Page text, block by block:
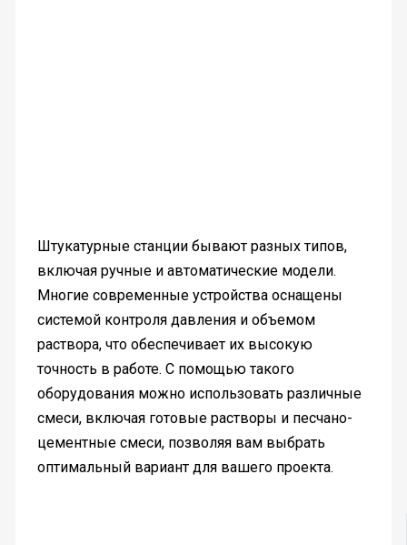
Штукатурные станции бывают разных типов,
включая ручные и автоматические модели.
Многие современные устройства оснащены
системой контроля давления и объемом
раствора, что обеспечивает их высокую
точность в работе. С помощью такого
оборудования можно использовать различные
смеси, включая готовые растворы и песчано-
цементные смеси, позволяя вам выбрать
оптимальный вариант для вашего проекта.